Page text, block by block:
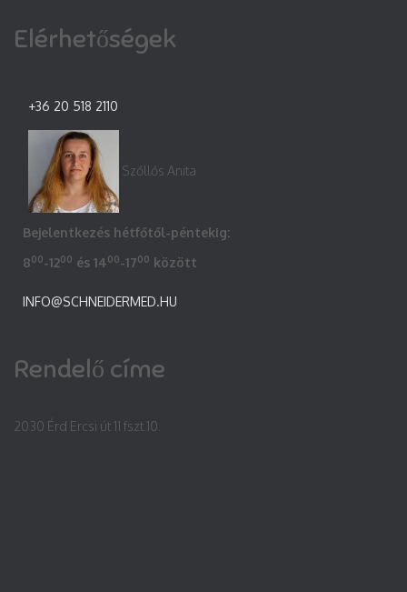
Elérhetőségek
+36 20 518 2110
Szőllős Anita
Bejelentkezés hétfőtől-péntekig:
800-1200 és 1400-1700 között
INFO@SCHNEIDERMED.HU
Rendelő címe
2030 Érd Ercsi út 11 fszt.10.